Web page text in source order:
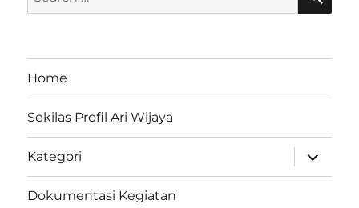
for:
Home
Sekilas Profil Ari Wijaya
Kategori
expand
child
menu
Dokumentasi Kegiatan